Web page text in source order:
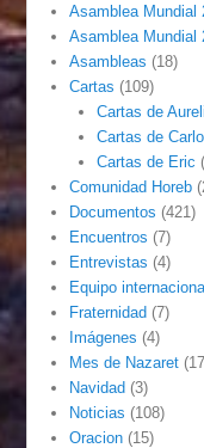
Asamblea Mundial
Asamblea Mundial
Asambleas (18)
Cartas (109)
Cartas de
Cartas de
Cartas de Eric
Comunidad Horeb
Documentos (421)
Encuentros (7)
Entrevistas (4)
Equipo
Fraternidad (7)
Imágenes (4)
Mes de Nazaret
Navidad (3)
Noticias (108)
Oracion (15)